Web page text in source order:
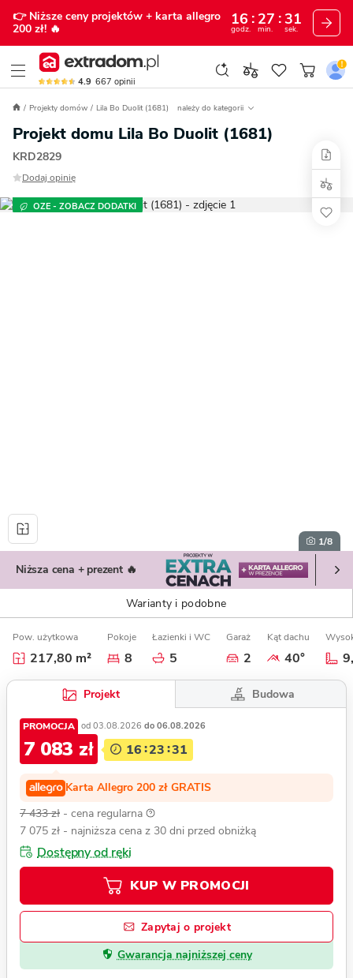
👉 Niższe ceny projektów + karta allegro
200 zł! 🔥
16
godz.
27
min.
29
sek.
4.9 667 opinii
Projekty domów Lila Bo Duolit (1681) należy do kategorii
Projekt domu Lila Bo Duolit (1681)
KRD2829
Dodaj opinię
OZE - ZOBACZ DODATKI
1/8
Niższa cena + prezent 🔥
Warianty i podobne
Pow. użytkowa
217,80 m²
Pokoje
8
Łazienki i WC
5
Garaż
2
Kąt dachu
40°
Projekt Budowa
PROMOCJA od 03.08.2026 do 06.08.2026
16 23 29
7 083 zł
Karta Allegro 200 zł GRATIS
7 433 zł - cena regularna
7 075 zł - najniższa cena z 30 dni przed obniżką
Dostępny od ręki
KUP W PROMOCJI
Zapytaj o projekt
Gwarancja najniższej ceny